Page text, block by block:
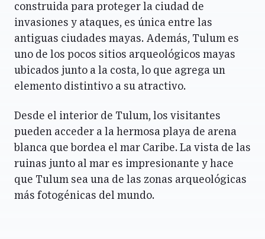
construida para proteger la ciudad de
invasiones y ataques, es única entre las
antiguas ciudades mayas. Además, Tulum es
uno de los pocos sitios arqueológicos mayas
ubicados junto a la costa, lo que agrega un
elemento distintivo a su atractivo.
Desde el interior de Tulum, los visitantes
pueden acceder a la hermosa playa de arena
blanca que bordea el mar Caribe. La vista de las
ruinas junto al mar es impresionante y hace
que Tulum sea una de las zonas arqueológicas
más fotogénicas del mundo.